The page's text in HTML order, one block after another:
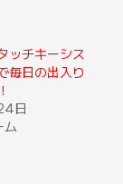
ッチキーシス
毎日の出入り
日
ム